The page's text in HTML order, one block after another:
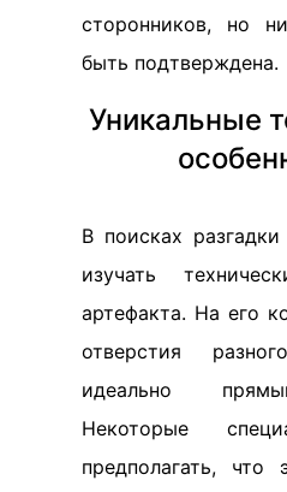
сторонников, но
быть подтверждена.
Уникальные
В поисках
изучать
артефакта. На его
отверстия
идеально
Некоторые
предполагать, что